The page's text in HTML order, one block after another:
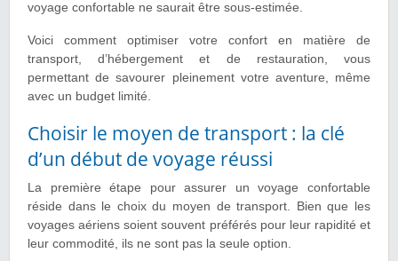
voyage confortable ne saurait être sous-estimée.
Voici comment optimiser votre confort en matière de
transport, d’hébergement et de restauration, vous
permettant de savourer pleinement votre aventure, même
avec un budget limité.
Choisir le moyen de transport : la clé
d’un début de voyage réussi
La première étape pour assurer un voyage confortable
réside dans le choix du moyen de transport. Bien que les
voyages aériens soient souvent préférés pour leur rapidité et
leur commodité, ils ne sont pas la seule option.